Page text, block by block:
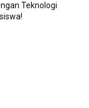
Teknologi